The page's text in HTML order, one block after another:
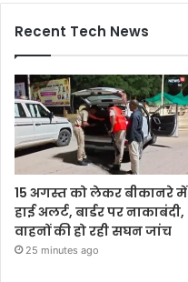
Recent Tech News
15 अगस्त को लेकर बीकानरे में
हाई अलर्ट, बार्डर पर नाकाबंदी,
वाहनों की हो रही सघन जांच
25 minutes ago